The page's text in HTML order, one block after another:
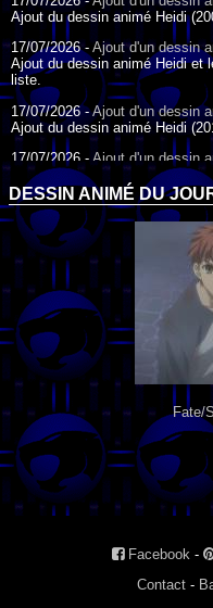
Ajout du dessin animé Heidi
17/07/2026 - Ajout d'un dessin
Ajout du dessin animé Heidi et
liste.
17/07/2026 -Ajout d'un dessin
Ajout du dessin animé Heidi
17/07/2026 - Ajout d'un dessin
Ajout du dessin animé Heidi
09/07/2026 -Ajout d'un dessin
Ajout du dessin animé Genki
liste.
04/07/2026 -
Ajout d'un dessin
Ajout du dessin animé Vilain
04/07/2026 -Ajout d'un dessin
Ajout du dessin animé Le Noël
DESSIN ANIMÉ DU
Fate/
Facebook-
Contact-